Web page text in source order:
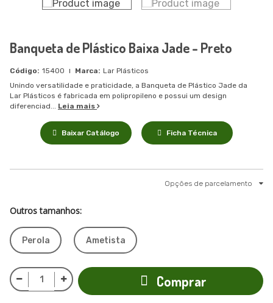
Banqueta de Plástico Baixa Jade - Preto
15400
Lar Plásticos
Unindo versatilidade e praticidade, a Banqueta de Plástico Jade da
Lar Plásticos é fabricada em polipropileno e possui um design
diferenciad... Leia mais
Baixar Catálogo Ficha Técnica
Opções de parcelamento
Outros tamanhos:
Perola Ametista
Comprar